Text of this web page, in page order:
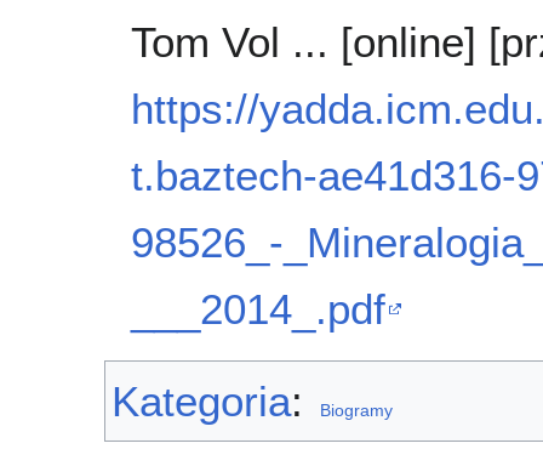
Tom Vol ... [online]
https://
t.baztech-ae41d316-
98526_-
___2014_.pdf
Kategoria: Biogramy